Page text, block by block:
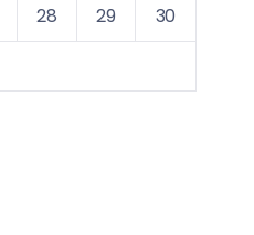
28 29
30